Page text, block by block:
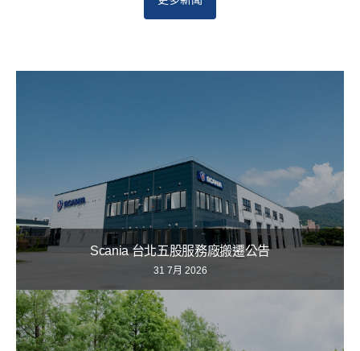
Scania 台北五股服務廠搬遷公告
31 7月 2026